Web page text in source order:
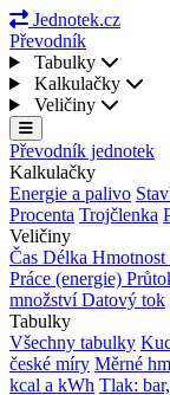
Jednotek.cz
Převodník
Tabulky
Kalkulačky
Veličiny
Převodník jednotek
Kalkulačky
Energie a palivo
Procenta Trojčlenka
Veličiny
Čas Délka Hmotnost
Práce (energie)
množstvíDatový tok
Tabulky
Všechny tabulky
české míry Měrné
kcal a kWh Tlak: